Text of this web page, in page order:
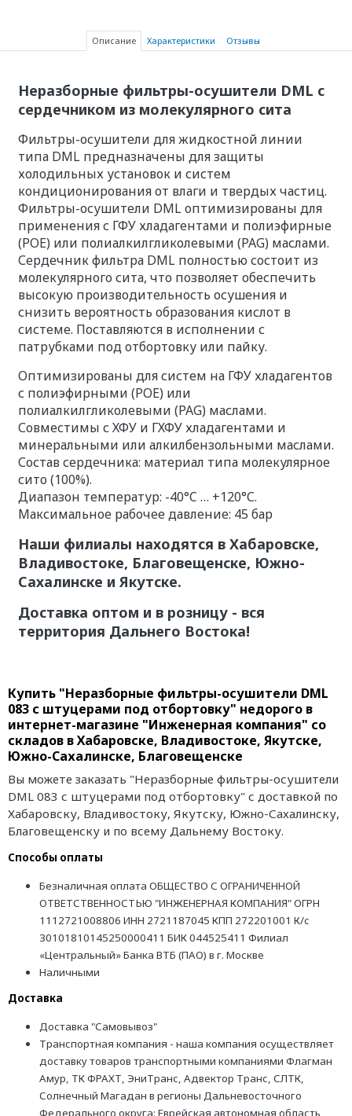
Описание Характеристики Отзывы
Неразборные фильтры-осушители DML с
сердечником из молекулярного сита
Фильтры-осушители для жидкостной линии
типа DML предназначены для защиты
холодильных установок и систем
кондиционирования от влаги и твердых частиц.
Фильтры-осушители DML оптимизированы для
применения с ГФУ хладагентами и полиэфирные
(POE) или полиалкилгликолевыми (PAG) маслами.
Сердечник фильтра DML полностью состоит из
молекулярного сита, что позволяет обеспечить
высокую производительность осушения и
снизить вероятность образования кислот в
системе. Поставляются в исполнении с
патрубками под отбортовку или пайку.
Оптимизированы для систем на ГФУ хладагентов
с полиэфирными (POE) или
полиалкилгликолевыми (PAG) маслами.
Совместимы с ХФУ и ГХФУ хладагентами и
минеральными или алкилбензольными маслами.
Состав сердечника: материал типа молекулярное
сито (100%).
Диапазон температур: -40°C … +120°С.
Максимальное рабочее давление: 45 бар
Наши филиалы находятся в Хабаровске,
Владивостоке, Благовещенске, Южно-
Сахалинске и Якутске.
Доставка оптом и в розницу - вся
территория Дальнего Востока!
Купить "Неразборные фильтры-осушители DML
083 с штуцерами под отбортовку" недорого в
интернет-магазине "Инженерная компания" со
складов в Хабаровске, Владивостоке, Якутске,
Южно-Сахалинске, Благовещенске
Вы можете заказать "Неразборные фильтры-осушители
DML 083 с штуцерами под отбортовку" с доставкой по
Хабаровску, Владивостоку, Якутску, Южно-Сахалинску,
Благовещенску и по всему Дальнему Востоку.
Способы оплаты
Безналичная оплата ОБЩЕСТВО С ОГРАНИЧЕННОЙ
ОТВЕТСТВЕННОСТЬЮ "ИНЖЕНЕРНАЯ КОМПАНИЯ" ОГРН
1112721008806 ИНН 2721187045 КПП 272201001 К/с
30101810145250000411 БИК 044525411 Филиал
«Центральный» Банка ВТБ (ПАО) в г. Москве
Наличными
Доставка
Доставка "Самовывоз"
Транспортная компания - наша компания осуществляет
доставку товаров транспортными компаниями Флагман
Амур, ТК ФРАХТ, ЭниТранс, Адвектор Транс, СЛТК,
Солнечный Магадан в регионы Дальневосточного
Федерального округа: Еврейская автономная область,